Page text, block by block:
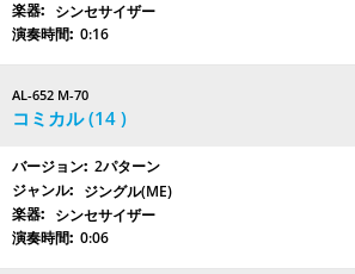
シンセサイザー
0:16
AL-652 M-70
コミカル (14 )
2パターン
ジングル(ME)
シンセサイザー
0:06